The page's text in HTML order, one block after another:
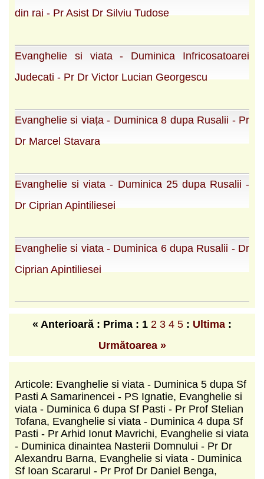
din rai - Pr Asist Dr Silviu Tudose
Evanghelie si viata - Duminica Infricosatoarei
Judecati - Pr Dr Victor Lucian Georgescu
Evanghelie si viața - Duminica 8 dupa Rusalii - Pr
Dr Marcel Stavara
Evanghelie si viata - Duminica 25 dupa Rusalii -
Dr Ciprian Apintiliesei
Evanghelie si viata - Duminica 6 dupa Rusalii - Dr
Ciprian Apintiliesei
« Anterioară : Prima : 1 2 3 4 5 : Ultima :
Următoarea »
Articole: Evanghelie si viata - Duminica 5 dupa Sf
Pasti A Samarinencei - PS Ignatie, Evanghelie si
viata - Duminica 6 dupa Sf Pasti - Pr Prof Stelian
Tofana, Evanghelie si viata - Duminica 4 dupa Sf
Pasti - Pr Arhid Ionut Mavrichi, Evanghelie si viata
- Duminica dinaintea Nasterii Domnului - Pr Dr
Alexandru Barna, Evanghelie si viata - Duminica
Sf Ioan Scararul - Pr Prof Dr Daniel Benga,